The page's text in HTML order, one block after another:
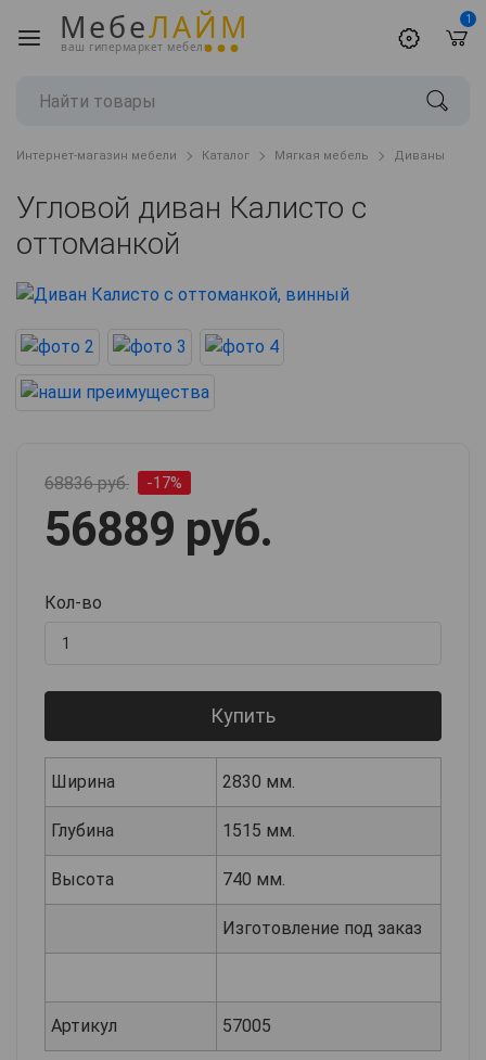
МебеЛАЙМ
ваш гипермаркет мебели
1
Интернет-магазин мебели Каталог Мягкая мебель Диваны
Угловой диван Калисто с
оттоманкой
68836 руб. -17%
56889 руб.
Кол-во
Купить
Ширина 2830 мм.
Глубина 1515 мм.
Высота 740 мм.
Изготовление под заказ
Артикул 57005